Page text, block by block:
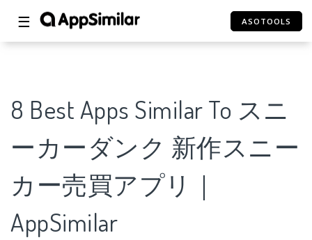
☰ ASOTOOLS
8 Best Apps Similar To スニ
ーカーダンク 新作スニー
カー売買アプリ｜
AppSimilar